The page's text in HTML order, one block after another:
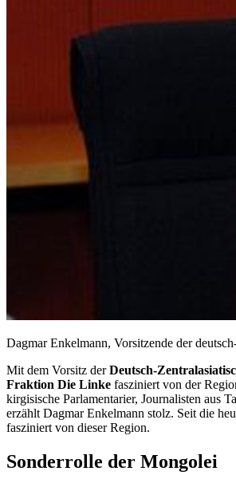
Dagmar Enkelmann, Vorsitzende der
Mit dem Vorsitz derDeutsch-
Fraktion Die Linke fasziniert von der
kirgisische Parlamentarier, Journalisten aus
erzählt Dagmar Enkelmann stolz. Seit die
fasziniert von dieser Region.
Sonderrolle der Mongolei